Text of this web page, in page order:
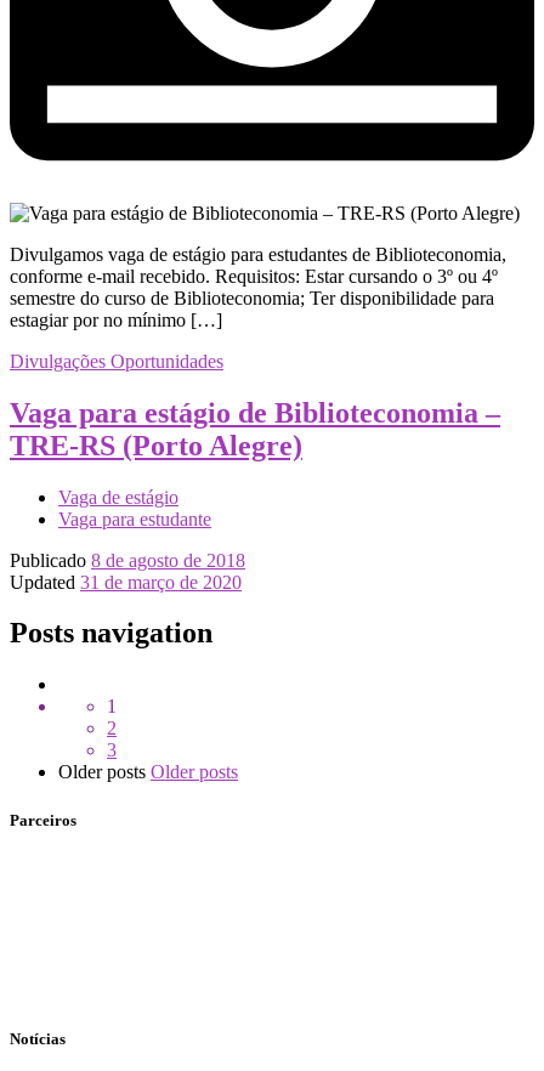
Divulgamos vaga de estágio para estudantes de Biblioteconomia,
conforme e-mail recebido. Requisitos: Estar cursando o 3º ou 4º
semestre do curso de Biblioteconomia; Ter disponibilidade para
estagiar por no mínimo […]
Divulgações Oportunidades
Vaga para estágio de Biblioteconomia –
TRE-RS (Porto Alegre)
Vaga de estágio
Vaga para estudante
Publicado 8 de agosto de 2018
Updated 31 de março de 2020
Posts navigation
1
2
3
Older posts Older posts
Parceiros
Notícias